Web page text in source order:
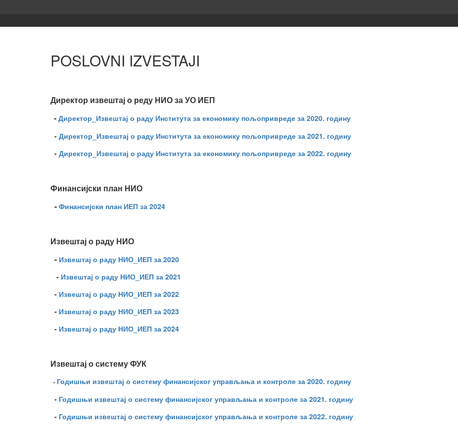
POSLOVNI IZVESTAJI
Директор извештај о реду НИО за УО ИЕП
- Директор_Извештај о раду Института за економику пољопривреде за 2020. годину
- Директор_Извештај о раду Института за економику пољопривреде за 2021. годину
- Директор_Извештај о раду Института за економику пољопривреде за 2022. годину
Финансијски план НИО
- Финансијски план ИЕП за 2024
Извештај о раду НИО
- Извештај о раду НИО_ИЕП за 2020
- Извештај о раду НИО_ИЕП за 2021
- Извештај о раду НИО_ИЕП за 2022
- Извештај о раду НИО_ИЕП за 2023
- Извештај о раду НИО_ИЕП за 2024
Извештај о систему ФУК
- Годишњи извештај о систему финансијског управљања и контроле за 2020. годину
- Годишњи извештај о систему финансијског управљања и контроле за 2021. годину
- Годишњи извештај о систему финансијског управљања и контроле за 2022. годину